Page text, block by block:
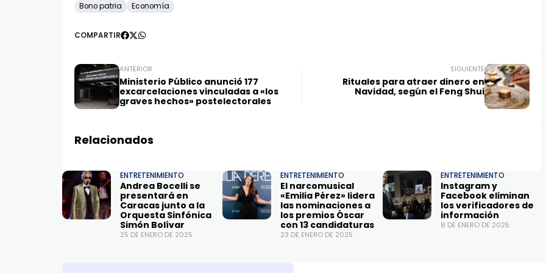
Bono patria
Economía
COMPARTIR
ANTERIOR
Ministerio Público anunció 177
excarcelaciones vinculadas a «los
graves hechos» postelectorales
SIGUIENTE
Rituales para atraer dinero en
Navidad, según el Feng Shui
Relacionados
ENTRETENIMIENTO
Andrea Bocelli se
presentará en
Caracas junto a la
Orquesta Sinfónica
Simón Bolívar
25 DE ENERO DE 2025
ENTRETENIMIENTO
El narcomusical
«Emilia Pérez» lidera
las nominaciones a
los premios Óscar
con 13 candidaturas
23 DE ENERO DE 2025
ENTRETENIMIENTO
Instagram y
Facebook eliminan
los verificadores de
información
8 DE ENERO DE 2025